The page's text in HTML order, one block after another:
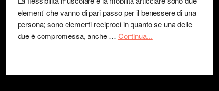
elementi che vanno di pari passo per il benessere di una
persona; sono elementi reciproci in quanto se una delle
due è compromessa, anche … Continua...